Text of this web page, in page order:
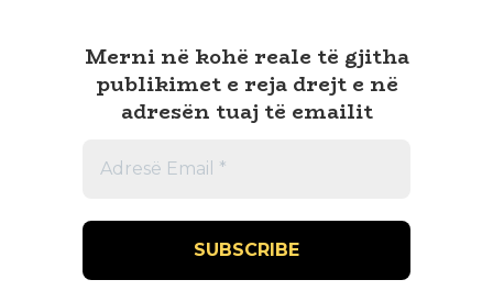
Merni në kohë reale të gjitha
publikimet e reja drejt e në
adresën tuaj të emailit